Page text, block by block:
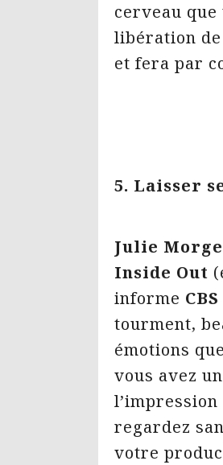
cerveau
libération
et fera par
5. Laisser
Julie
Inside Out
informe
tourment,
émotions
vous avez
regardez
votre